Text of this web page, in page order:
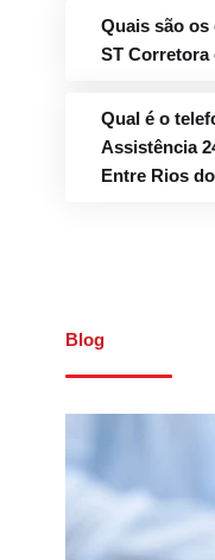
Quais são os
ST Corretora
Qual é o
Assistência
Entre Rios
Blog